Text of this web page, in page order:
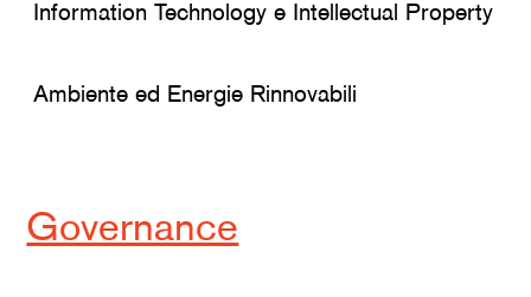
Information Technology e Intellectual Property
Ambiente ed Energie Rinnovabili
Governance